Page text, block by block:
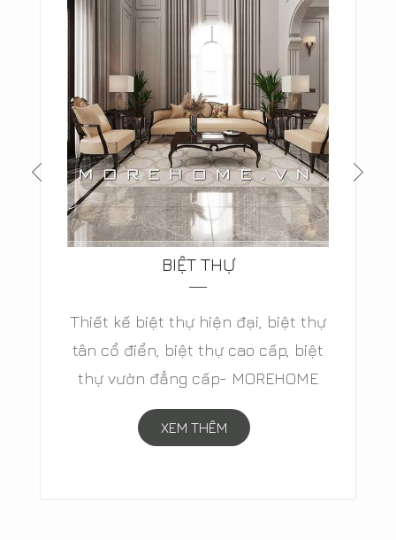
BIỆT THỰ
Thiết kế biệt thự hiện đại, biệt thự
tân cổ điển, biệt thự cao cấp, biệt
thự vườn đẳng cấp- MOREHOME
XEM THÊM